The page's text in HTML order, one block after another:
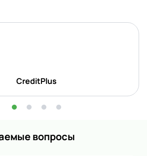
CreditPlus
вопросы